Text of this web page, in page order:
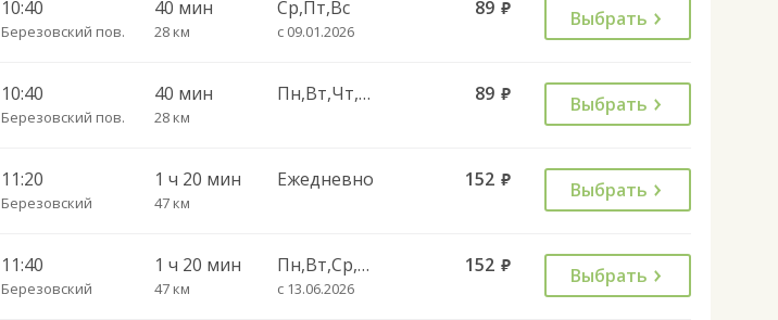
10:40
Березовский пов.
40 мин
28 км
Ср,Пт,Вс
с 09.01.2026
89 руб. Выбрать
10:40
Березовский пов.
40 мин
28 км
Пн,Вт,Чт,Сб 89 руб. Выбрать
11:20
Березовский
1 ч 20 мин
47 км
Ежедневно 152 руб. Выбрать
11:40
Березовский
1 ч 20 мин
47 км
Пн,Вт,Ср,Чт,Пт
с 13.06.2026
152 руб. Выбрать